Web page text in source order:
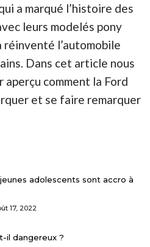
a marqué l’histoire des
leurs modelés pony
réinventé l’automobile
Dans cet article nous
comment la Ford
et se faire remarquer
adolescents sont accro à
17, 2022
il dangereux ?